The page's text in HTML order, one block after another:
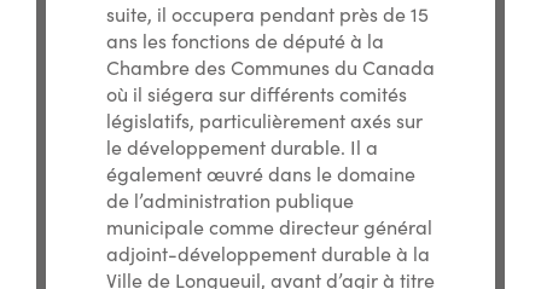
suite, il occupera pendant près de 15
ans les fonctions de député à la
Chambre des Communes du Canada
où il siégera sur différents comités
législatifs, particulièrement axés sur
le développement durable. Il a
également œuvré dans le domaine
de l’administration publique
municipale comme directeur général
adjoint-développement durable à la
Ville de Longueuil, avant d’agir à titre